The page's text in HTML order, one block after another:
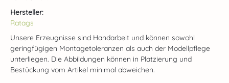
Hersteller:
Ratags
Unsere Erzeugnisse sind Handarbeit und können sowohl
geringfügigen Montagetoleranzen als auch der Modellpflege
unterliegen. Die Abbildungen können in Platzierung und
Bestückung vom Artikel minimal abweichen.